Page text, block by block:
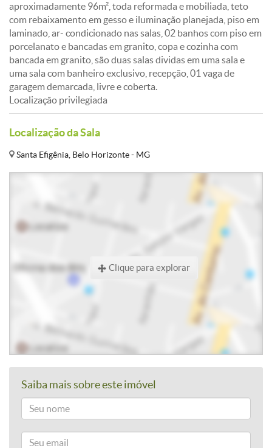
aproximadamente 96m², toda reformada e mobiliada, teto
com rebaixamento em gesso e iluminação planejada, piso em
laminado, ar- condicionado nas salas, 02 banhos com piso em
porcelanato e bancadas em granito, copa e cozinha com
bancada em granito, são duas salas dividas em uma sala e
uma sala com banheiro exclusivo, recepção, 01 vaga de
garagem demarcada, livre e coberta.
Localização privilegiada
Localização da Sala
Santa Efigênia, Belo Horizonte - MG
Clique para explorar
Saiba mais sobre este imóvel